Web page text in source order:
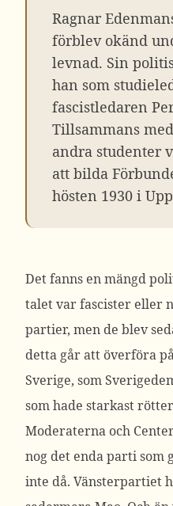
Ragnar
förblev okänd
levnad. Sin
han som
fascistledaren
Tillsammans
andra studenter
att bilda
hösten 1930 i
Det fanns en mängd
talet var fascister eller
partier, men de blev
detta går att överföra
Sverige, som
som hade starkast
Moderaterna och
nog det enda parti som
inte då. Vänsterpartiet